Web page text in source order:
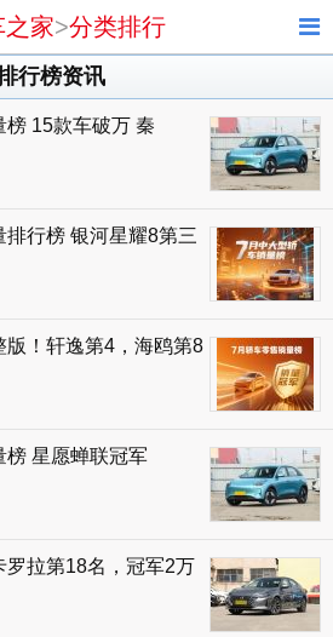
之家>分类排行
行榜资讯
15款车破万 秦
行榜 银河星耀8第三
！轩逸第4，海鸥第8
榜 星愿蝉联冠军
拉第18名，冠军2万